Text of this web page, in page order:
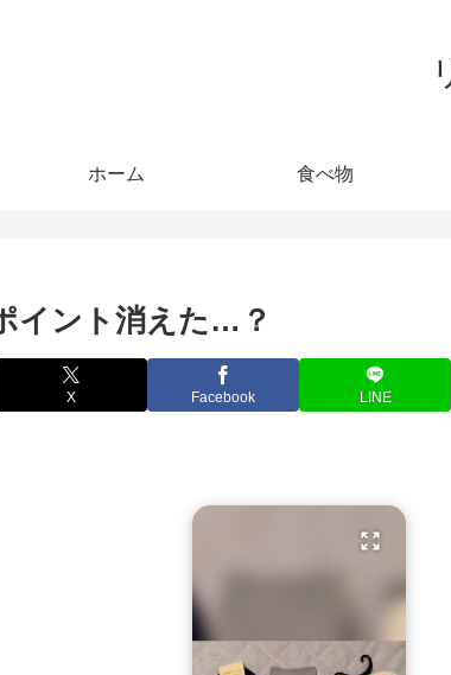
ホーム 食べ物
イント消えた…？
X Facebook LINE